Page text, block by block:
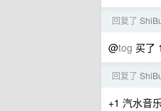
回复了
@tog 买了
回复了
+1 汽水音